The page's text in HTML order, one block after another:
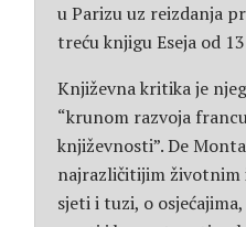
u Parizu uz reizdanja
treću knjigu Eseja od
Književna kritika je
“krunom razvoja
književnosti”. De
najrazličitijim životnim
sjeti i tuzi, o